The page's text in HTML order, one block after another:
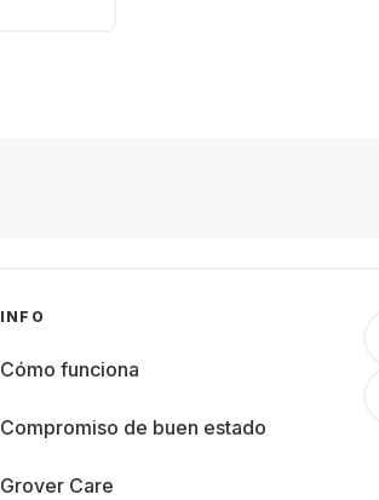
INFO
Cómo funciona
Compromiso de buen estado
Grover Care